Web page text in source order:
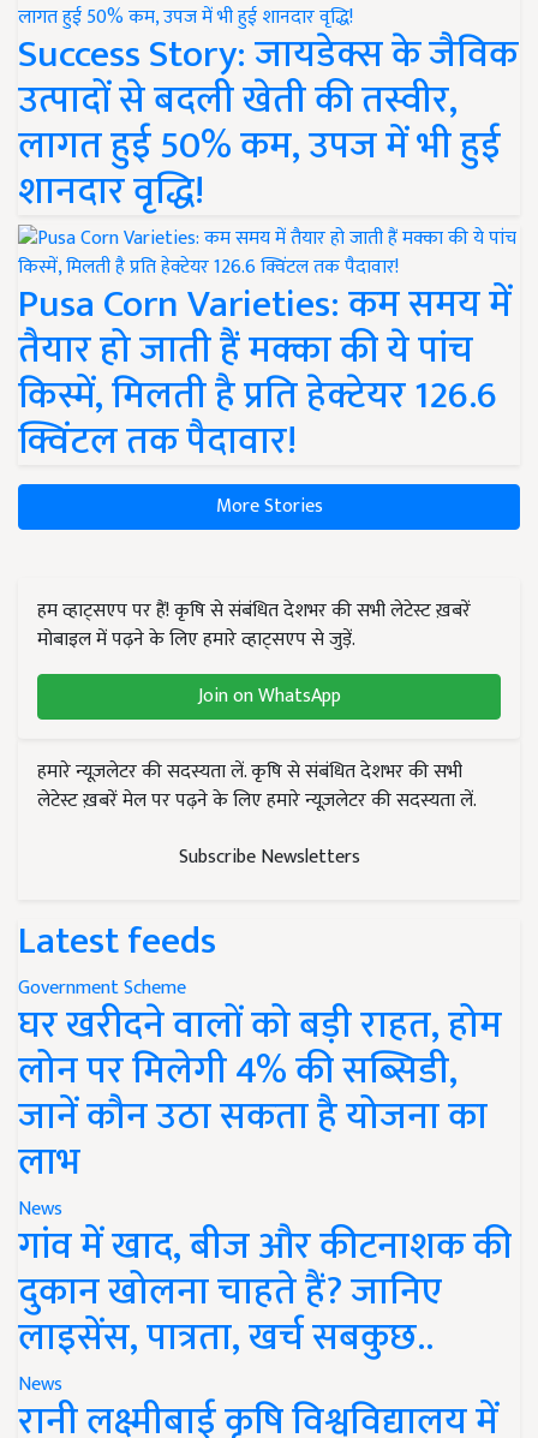
Success Story: जायडेक्स के जैविक
उत्पादों से बदली खेती की तस्वीर,
लागत हुई 50% कम, उपज में भी हुई
शानदार वृद्धि!
Pusa Corn Varieties: कम समय में
तैयार हो जाती हैं मक्का की ये पांच
किस्में, मिलती है प्रति हेक्टेयर 126.6
क्विंटल तक पैदावार!
More Stories
हम व्हाट्सएप पर हैं! कृषि से संबंधित देशभर की सभी लेटेस्ट ख़बरें
मोबाइल में पढ़ने के लिए हमारे व्हाट्सएप से जुड़ें.
Join on WhatsApp
हमारे न्यूज़लेटर की सदस्यता लें. कृषि से संबंधित देशभर की सभी
लेटेस्ट ख़बरें मेल पर पढ़ने के लिए हमारे न्यूज़लेटर की सदस्यता लें.
Subscribe Newsletters
Latest feeds
Government Scheme
घर खरीदने वालों को बड़ी राहत, होम
लोन पर मिलेगी 4% की सब्सिडी,
जानें कौन उठा सकता है योजना का
लाभ
News
गांव में खाद, बीज और कीटनाशक की
दुकान खोलना चाहते हैं? जानिए
लाइसेंस, पात्रता, खर्च सबकुछ..
News
रानी लक्ष्मीबाई कृषि विश्वविद्यालय में